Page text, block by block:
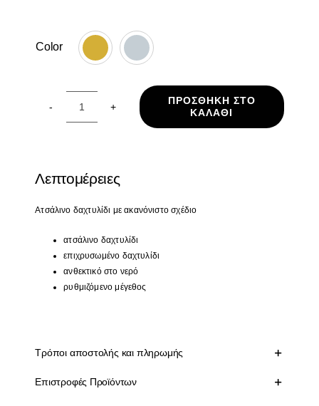
Color
Ατσάλινο
σχέδιο
ΠΡΟΣΘΉΚΗ ΣΤΟ
ΚΑΛΆΘΙ
Λεπτομέρειες
Ατσάλινο δαχτυλίδι με ακανόνιστο σχέδιο
ατσάλινο δαχτυλίδι
επιχρυσωμένο δαχτυλίδι
ανθεκτικό στο νερό
ρυθμιζόμενο μέγεθος
Τρόποι αποστολής και πληρωμής
Επιστροφές Προϊόντων